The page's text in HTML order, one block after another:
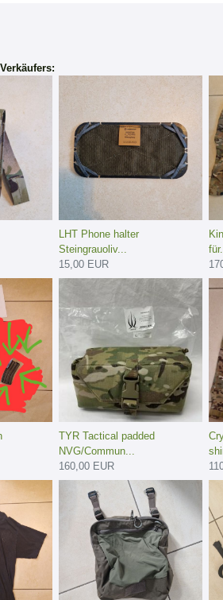
LHT Phone halter
Steingrauoliv...
15,00 EUR
für...
TYR Tactical padded
NVG/Commun...
160,00 EUR